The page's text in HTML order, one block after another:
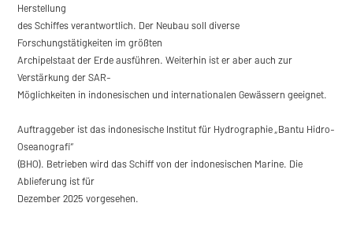
Herstellung
des Schiffes verantwortlich. Der Neubau soll diverse
Forschungstätigkeiten im größten
Archipelstaat der Erde ausführen. Weiterhin ist er aber auch zur
Verstärkung der SAR-
Möglichkeiten in indonesischen und internationalen Gewässern geeignet.
Auftraggeber ist das indonesische Institut für Hydrographie „Bantu Hidro-
Oseanografi“
(BHO). Betrieben wird das Schiff von der indonesischen Marine. Die
Ablieferung ist für
Dezember 2025 vorgesehen.